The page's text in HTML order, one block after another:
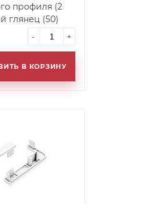
профиля (2
глянец (50)
- +
В КОРЗИНУ